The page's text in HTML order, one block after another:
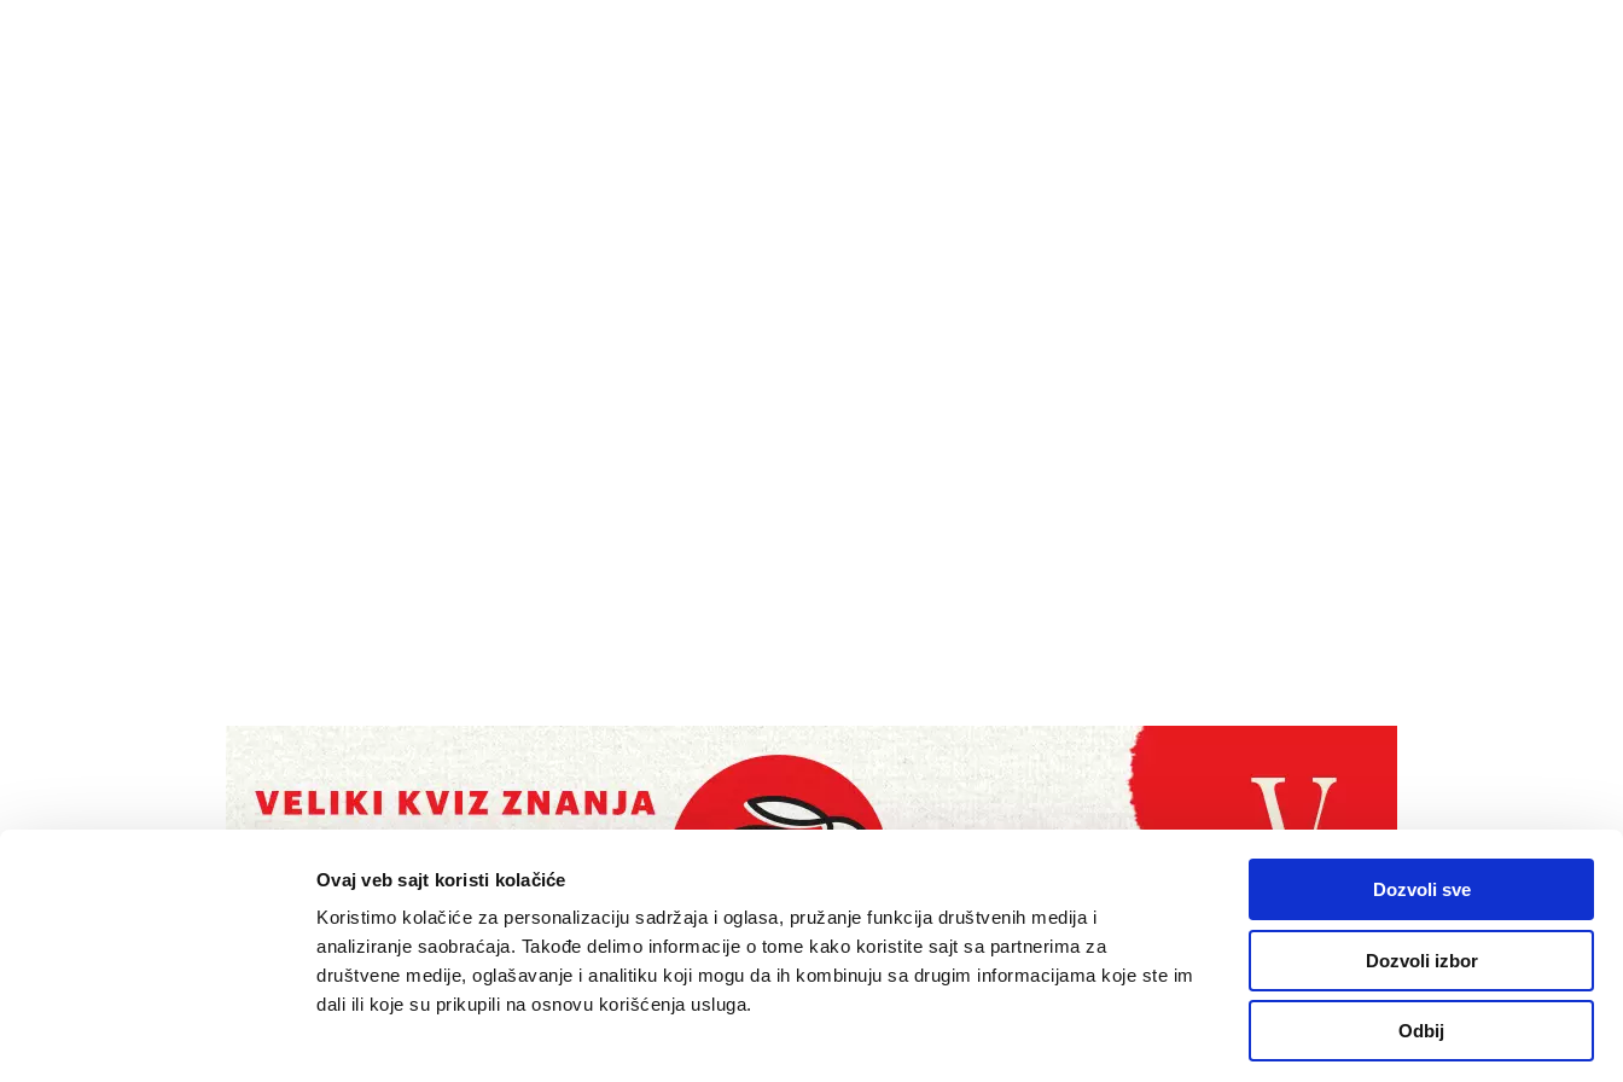
Ovaj veb sajt koristi kolačiće
Koristimo kolačiće za personalizaciju sadržaja i oglasa, pružanje funkcija društvenih medija i
analiziranje saobraćaja. Takođe delimo informacije o tome kako koristite sajt sa partnerima za
društvene medije, oglašavanje i analitiku koji mogu da ih kombinuju sa drugim informacijama koje ste im
dali ili koje su prikupili na osnovu korišćenja usluga.
Dozvoli sve
Dozvoli izbor
Odbij